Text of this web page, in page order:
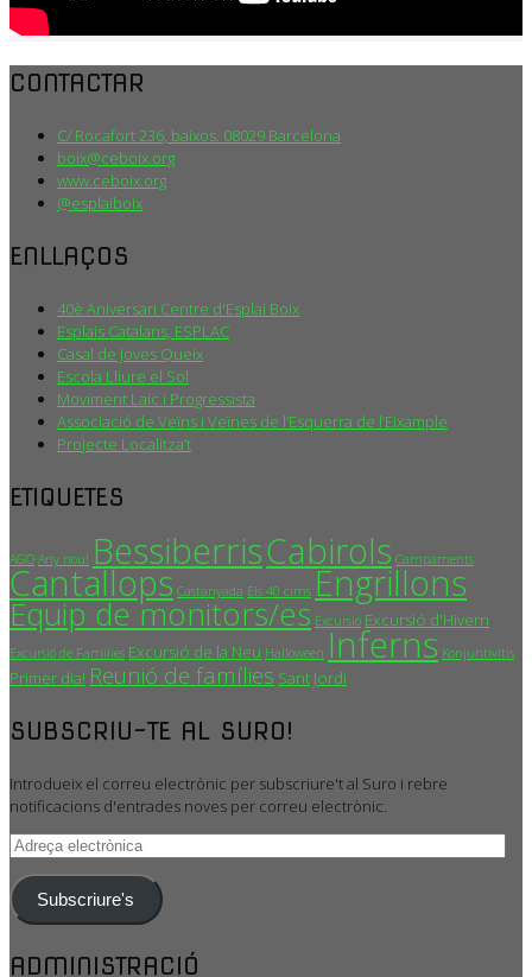
CONTACTAR
C/ Rocafort 236, baixos. 08029 Barcelona
boix@ceboix.org
www.ceboix.org
@esplaiboix
ENLLAÇOS
40è Aniversari Centre d'Esplai Boix
Esplais Catalans, ESPLAC
Casal de Joves Queix
Escola Lliure el Sol
Moviment Laic i Progressista
Associació de Veïns i Veïnes de l’Esquerra de l’Eixample
Projecte Localitza’t
ETIQUETES
AGO Any nou! BessiberrisCabirols Campaments
Cantallops Castanyada Els 40 cims Engrillons
Equip de monitors/es Excursió Excursió d'Hivern
Excursió de Famílies Excursió de la Neu Halloween Inferns Konjuntivitis
Primer dia! Reunió de famílies Sant Jordi
SUBSCRIU-TE AL SURO!
Introdueix el correu electrònic per subscriure't al Suro i rebre
notificacions d'entrades noves per correu electrònic.
Adreça
Subscriure's
ADMINISTRACIÓ